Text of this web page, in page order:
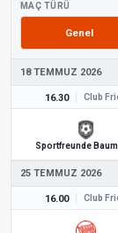
MAÇ TÜRÜ
Genel
18 TEMMUZ 2026
16.30 Club
Sportfreunde
25 TEMMUZ 2026
16.00 Club